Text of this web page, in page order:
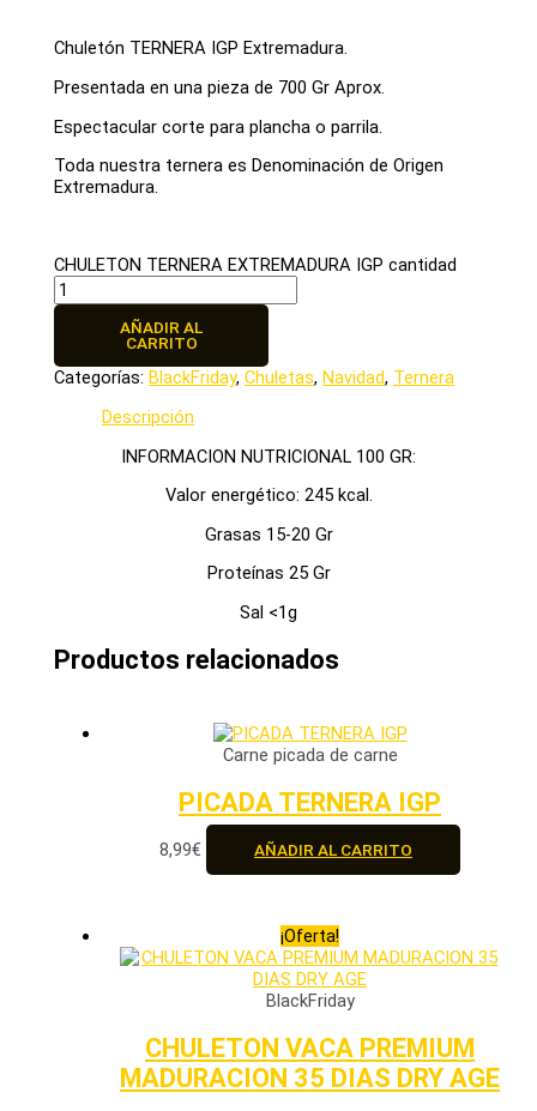
Chuletón TERNERA IGP Extremadura.
Presentada en una pieza de 700 Gr Aprox.
Espectacular corte para plancha o parrila.
Toda nuestra ternera es Denominación de Origen
Extremadura.
CHULETON TERNERA EXTREMADURA IGP cantidad
AÑADIR AL
CARRITO
Categorías: BlackFriday,Chuletas, Navidad, Ternera
Descripción
INFORMACION NUTRICIONAL 100 GR:
Valor energético: 245 kcal.
Grasas 15-20 Gr
Proteínas 25 Gr
Sal <1g
Productos relacionados
Carne picada de carne
PICADA TERNERA IGP
8,99€ AÑADIR AL CARRITO
¡Oferta!
BlackFriday
CHULETON VACA PREMIUM
MADURACION 35 DIAS DRY AGE